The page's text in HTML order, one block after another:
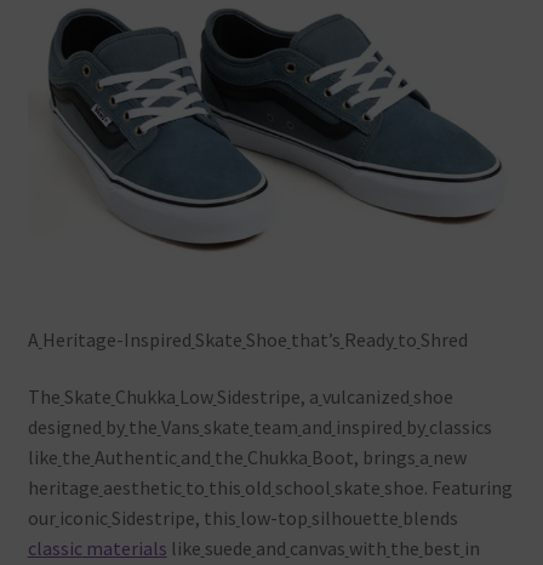
A Heritage-Inspired Skate Shoe that’s Ready to Shred
The Skate Chukka Low Sidestripe, a vulcanized shoe
designed by the Vans skate team and inspired by classics
like the Authentic and the Chukka Boot, brings a new
heritage aesthetic to this old school skate shoe. Featuring
our iconic Sidestripe, this low-top silhouette blends
classicmaterials like suede and canvas with the best in